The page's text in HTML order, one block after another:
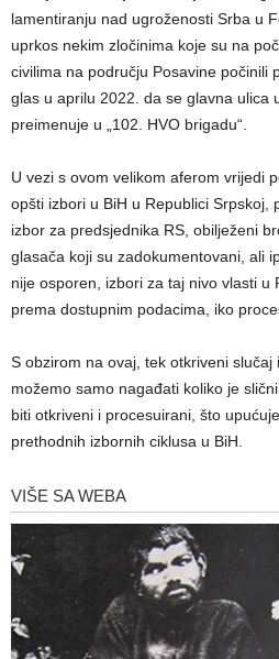
lamentiranju nad ugroženosti Srba u
uprkos nekim zločinima koje su na
civilima na području Posavine počinili
glas u aprilu 2022. da se glavna ulica
preimenuje u „102. HVO brigadu“.
U vezi s ovom velikom aferom vrijedi
opšti izbori u BiH u Republici Srpskoj,
izbor za predsjednika RS, obilježeni
glasača koji su zadokumentovani, ali
nije osporen, izbori za taj nivo vlasti u
prema dostupnim podacima, iko
S obzirom na ovaj, tek otkriveni slučaj
možemo samo nagađati koliko je
biti otkriveni i procesuirani, što
prethodnih izbornih ciklusa u BiH.